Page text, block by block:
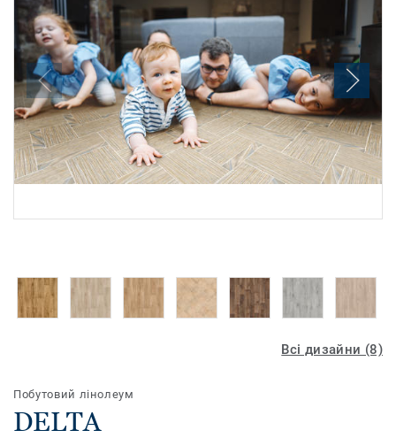
Всі дизайни (8)
Побутовий лінолеум
DELTA